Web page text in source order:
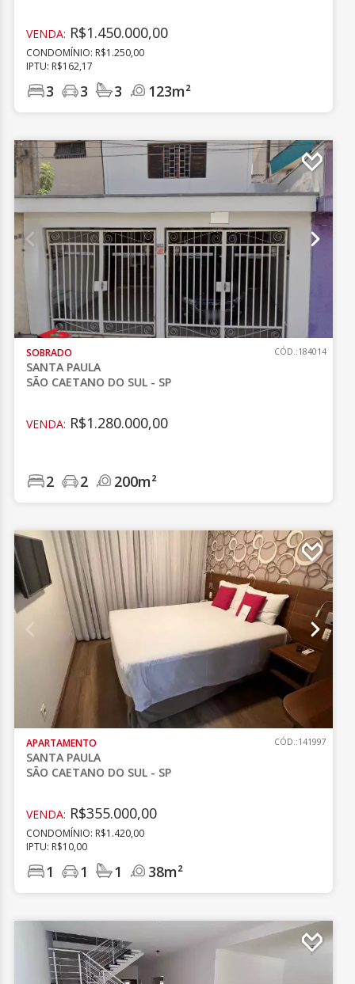
VENDA: R$1.450.000,00
CONDOMÍNIO: R$1.250,00
IPTU: R$162,17
3 3 3 123m²
SOBRADO
SANTA PAULA
SÃO CAETANO DO SUL - SP
CÓD.:184014
VENDA: R$1.280.000,00
2 2 200m²
APARTAMENTO
SANTA PAULA
SÃO CAETANO DO SUL - SP
CÓD.:141997
VENDA: R$355.000,00
CONDOMÍNIO: R$1.420,00
IPTU: R$10,00
1 1 1 38m²